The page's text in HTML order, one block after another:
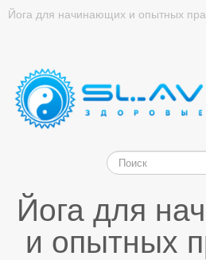
Йога для начинающих и опытных
Йога для
и опытных